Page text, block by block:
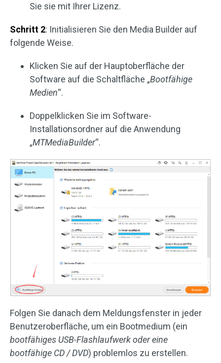
Sie sie mit Ihrer Lizenz.
Schritt 2: Initialisieren Sie den Media Builder auf
folgende Weise.
Klicken Sie auf der Hauptoberfläche der
Software auf die Schaltfläche „Bootfähige
Medien“.
Doppelklicken Sie im Software-
Installationsordner auf die Anwendung
„MTMediaBuilder“.
Folgen Sie danach dem Meldungsfenster in jeder
Benutzeroberfläche, um ein Bootmedium (ein
bootfähiges USB-Flashlaufwerk oder eine
bootfähige CD / DVD) problemlos zu erstellen.